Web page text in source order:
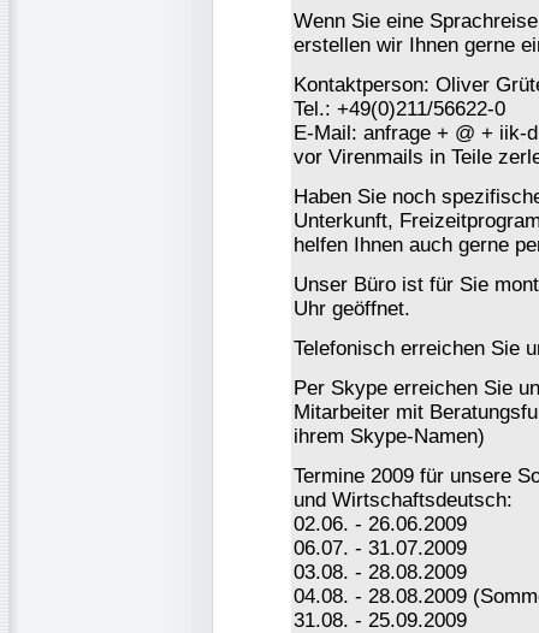
Wenn Sie eine
erstellen wir Ihnen gerne
Kontaktperson: Oliver
Tel.: +49(0)211/56622-0
E-Mail: anfrage + @ + iik-
vor Virenmails in Teile
Haben Sie noch
Unterkunft,
helfen Ihnen auch gerne
Unser Büro ist für Sie
Uhr geöffnet.
Telefonisch erreichen Sie
Per Skype erreichen Sie
Mitarbeiter mit
ihrem Skype-Namen)
Termine 2009 für unsere
und Wirtschaftsdeutsch:
02.06. - 26.06.2009
06.07. - 31.07.2009
03.08. - 28.08.2009
04.08. - 28.08.2009
31.08. - 25.09.2009